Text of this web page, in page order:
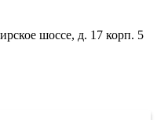
шоссе, д. 17 корп. 5